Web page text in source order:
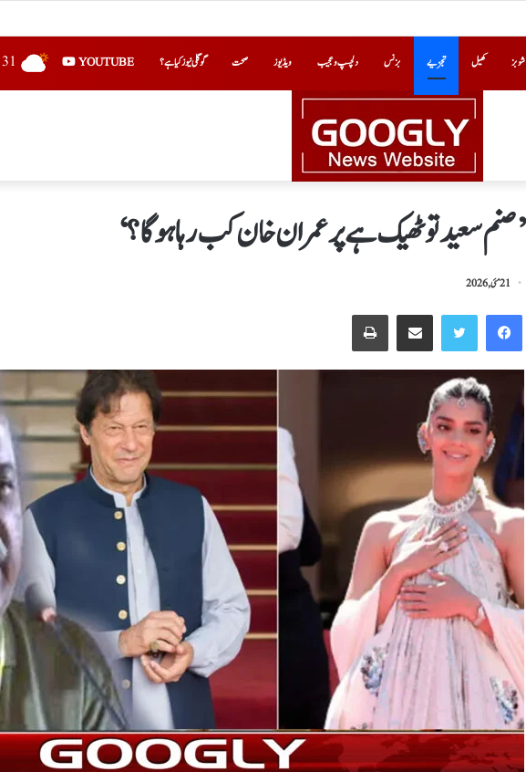
شوبز کھیل تجزیے بزنس دلچسپ و عجیب ویڈیوز صحت گوگلی نیوز کیا ہے؟ YOUTUBE
31
’صنم سعید تو ٹھیک ہے پر عمران خان کب رہا ہو گا؟‘
21 مئی, 2026